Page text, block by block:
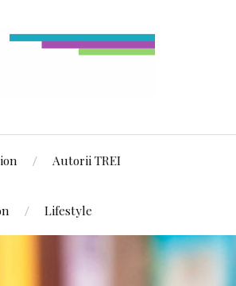
Autorii TREI
Lifestyle